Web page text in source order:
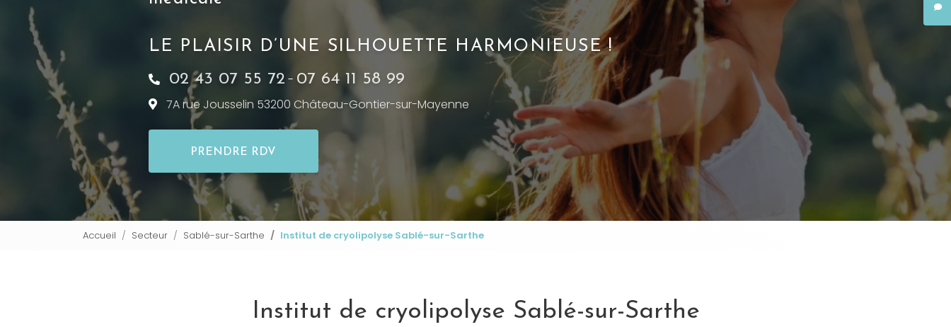
LE PLAISIR D’UNE SILHOUETTE HARMONIEUSE !
02 43 07 55 72 - 07 64 11 58 99
7A rue Jousselin 53200 Château-Gontier-sur-Mayenne
PRENDRE RDV
Accueil Secteur Sablé-sur-Sarthe Institut de cryolipolyse Sablé-sur-Sarthe
Institut de cryolipolyse Sablé-sur-Sarthe